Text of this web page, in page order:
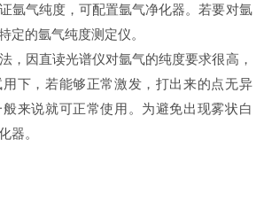
氩气纯度，可配置氩气净化器。若要对氩
定的氩气纯度测定仪。
，因直读光谱仪对氩气的纯度要求很高，
下，若能够正常激发，打出来的点无异
来说就可正常使用。为避免出现雾状白
器。